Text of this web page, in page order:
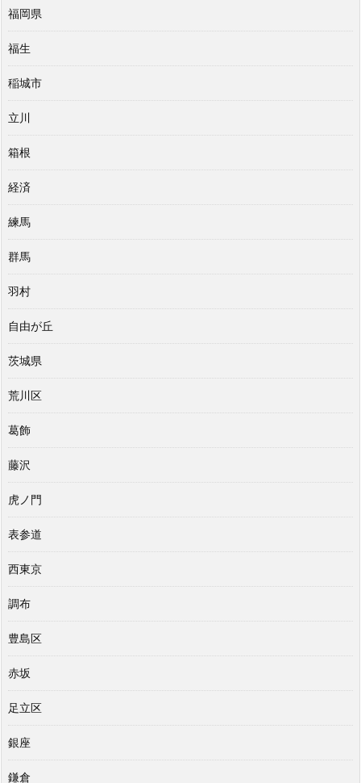
福岡県
福生
稲城市
立川
箱根
経済
練馬
群馬
羽村
自由が丘
茨城県
荒川区
葛飾
藤沢
虎ノ門
表参道
西東京
調布
豊島区
赤坂
足立区
銀座
鎌倉